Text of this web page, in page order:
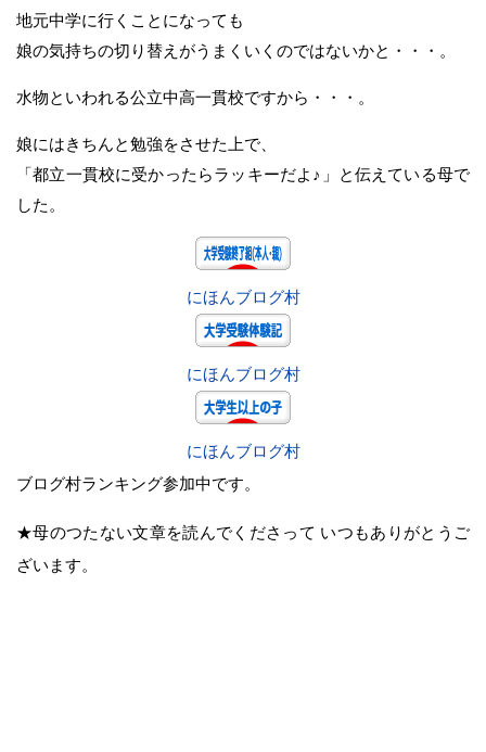
地元中学に行くことになっても
娘の気持ちの切り替えがうまくいくのではないかと・・・。
水物といわれる公立中高一貫校ですから・・・。
娘にはきちんと勉強をさせた上で、
「都立一貫校に受かったらラッキーだよ♪」と伝えている母で
した。
にほんブログ村
にほんブログ村
にほんブログ村
ブログ村ランキング参加中です。
★母のつたない文章を読んでくださって いつもありがとうご
ざいます。